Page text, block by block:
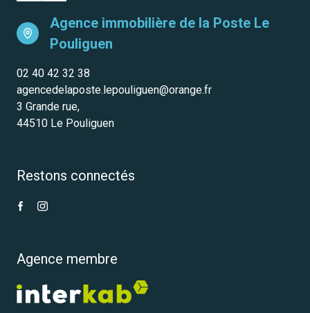
Agence immobilière de la Poste Le
Pouliguen
02 40 42 32 38
agencedelaposte.lepouliguen@orange.fr
3 Grande rue,
44510 Le Pouliguen
Restons connectés
Agence membre